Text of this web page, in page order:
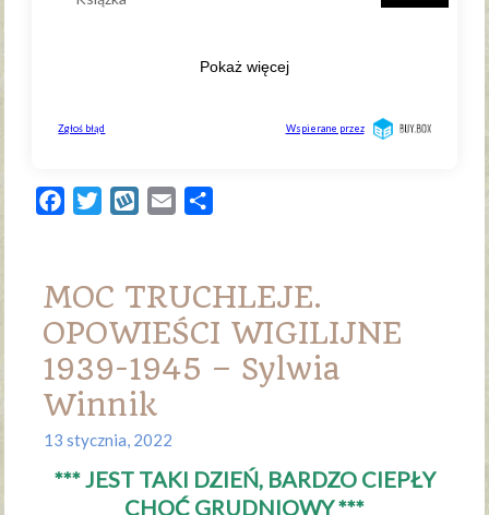
FacebookTwitterWykopEmail
MOC TRUCHLEJE.
OPOWIEŚCI WIGILIJNE
1939-1945 – Sylwia
Winnik
13 stycznia, 2022
*** JEST TAKI DZIEŃ, BARDZO CIEPŁY
CHOĆ GRUDNIOWY ***